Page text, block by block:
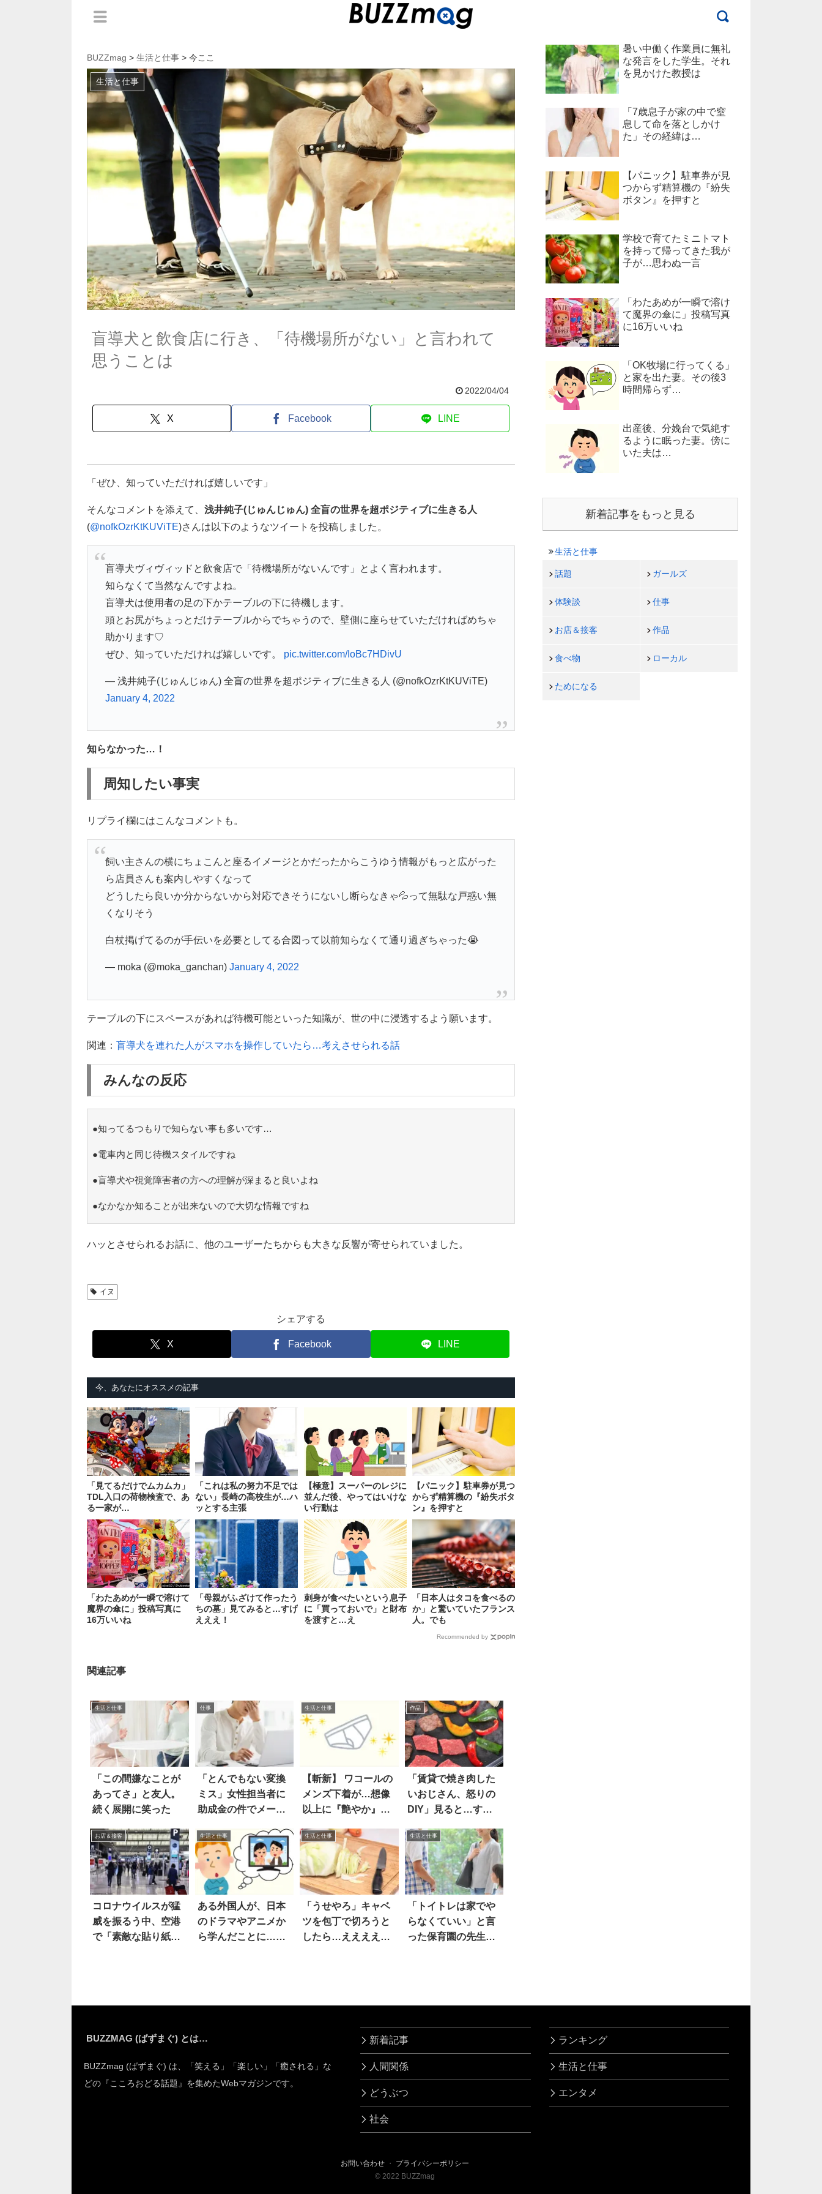
BUZZmag > 生活と仕事 > 今ここ
生活と仕事
盲導犬と飲食店に行き、「待機場所がない」と言われて
思うことは
2022/04/04
X Facebook LINE
「ぜひ、知っていただければ嬉しいです」
そんなコメントを添えて、 浅井純子(じゅんじゅん) 全盲の世界を超ポジティブに生きる人
(@nofkOzrKtKUViTE)さんは以下のようなツイートを投稿しました。
盲導犬ヴィヴィッドと飲食店で「待機場所がないんです」とよく言われます。
知らなくて当然なんですよね。
盲導犬は使用者の足の下かテーブルの下に待機します。
頭とお尻がちょっとだけテーブルからでちゃうので、壁側に座らせていただければめちゃ
助かります♡
ぜひ、知っていただければ嬉しいです。 pic.twitter.com/IoBc7HDivU
— 浅井純子(じゅんじゅん) 全盲の世界を超ポジティブに生きる人 (@nofkOzrKtKUViTE)
January 4, 2022
知らなかった…！
周知したい事実
リプライ欄にはこんなコメントも。
飼い主さんの横にちょこんと座るイメージとかだったからこうゆう情報がもっと広がった
ら店員さんも案内しやすくなって
どうしたら良いか分からないから対応できそうにないし断らなきゃ💦って無駄な戸惑い無
くなりそう
白杖掲げてるのが手伝いを必要としてる合図って以前知らなくて通り過ぎちゃった😭
— moka (@moka_ganchan) January 4, 2022
テーブルの下にスペースがあれば待機可能といった知識が、世の中に浸透するよう願います。
関連： 盲導犬を連れた人がスマホを操作していたら…考えさせられる話
みんなの反応
●知ってるつもりで知らない事も多いです…
●電車内と同じ待機スタイルですね
●盲導犬や視覚障害者の方への理解が深まると良いよね
●なかなか知ることが出来ないので大切な情報ですね
ハッとさせられるお話に、他のユーザーたちからも大きな反響が寄せられていました。
イヌ
シェアする
X Facebook LINE
今、あなたにオススメの記事
「見てるだけでムカムカ」
TDL入口の荷物検査で、あ
る一家が…
「これは私の努力不足では
ない」長崎の高校生が…ハ
ッとする主張
【極意】スーパーのレジに
並んだ後、やってはいけな
い行動は
【パニック】駐車券が見つ
からず精算機の『紛失ボタ
ン』を押すと
「わたあめが一瞬で溶けて
魔界の傘に」投稿写真に
16万いいね
「母親がふざけて作ったう
ちの墓」見てみると…すげ
えええ！
刺身が食べたいという息子
に「買っておいで」と財布
を渡すと…え
「日本人はタコを食べるの
か」と驚いていたフランス
人。でも
Recommended by
関連記事
生活と仕事
「この間嫌なことが
あってさ」と友人。
続く展開に笑った
仕事
「とんでもない変換
ミス」女性担当者に
助成金の件でメール
生活と仕事
【斬新】 ワコールの
メンズ下着が…想像
以上に『艶やか』だ
作品
「賃貸で焼き肉した
いおじさん、怒りの
DIY」見ると…すげ
お店＆接客
コロナウイルスが猛
威を振るう中、空港
で「素敵な貼り紙」
生活と仕事
ある外国人が、日本
のドラマやアニメか
ら学んだことに…笑
生活と仕事
「うせやろ」キャベ
ツを包丁で切ろうと
したら…ええええ
生活と仕事
「トイトレは家でや
らなくていい」と言
った保育園の先生。
暑い中働く作業員に無礼
な発言をした学生。それ
を見かけた教授は
「7歳息子が家の中で窒
息して命を落としかけ
た」その経緯は…
【パニック】駐車券が見
つからず精算機の『紛失
ボタン』を押すと
学校で育てたミニトマト
を持って帰ってきた我が
子が…思わぬ一言
「わたあめが一瞬で溶け
て魔界の傘に」投稿写真
に16万いいね
「OK牧場に行ってくる」
と家を出た妻。その後3
時間帰らず…
出産後、分娩台で気絶す
るように眠った妻。傍に
いた夫は…
新着記事をもっと見る
生活と仕事
話題 ガールズ
体験談 仕事
お店＆接客 作品
食べ物 ローカル
ためになる
BUZZMAG (ばずまぐ) とは…
BUZZmag (ばずまぐ) は、「笑える」「楽しい」「癒される」な
どの『こころおどる話題』を集めたWebマガジンです。
新着記事
人間関係
どうぶつ
社会
ランキング
生活と仕事
エンタメ
お問い合わせ ・ プライバシーポリシー
© 2022 BUZZmag